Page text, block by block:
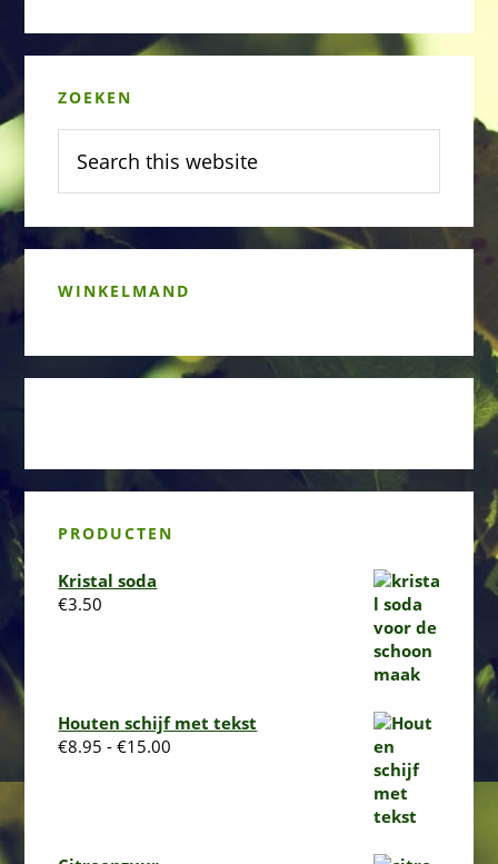
Sidebar
ZOEKEN
this
website
WINKELMAND
PRODUCTEN
Kristal soda
€3.50
Houten schijf met tekst
€8.95 - €15.00